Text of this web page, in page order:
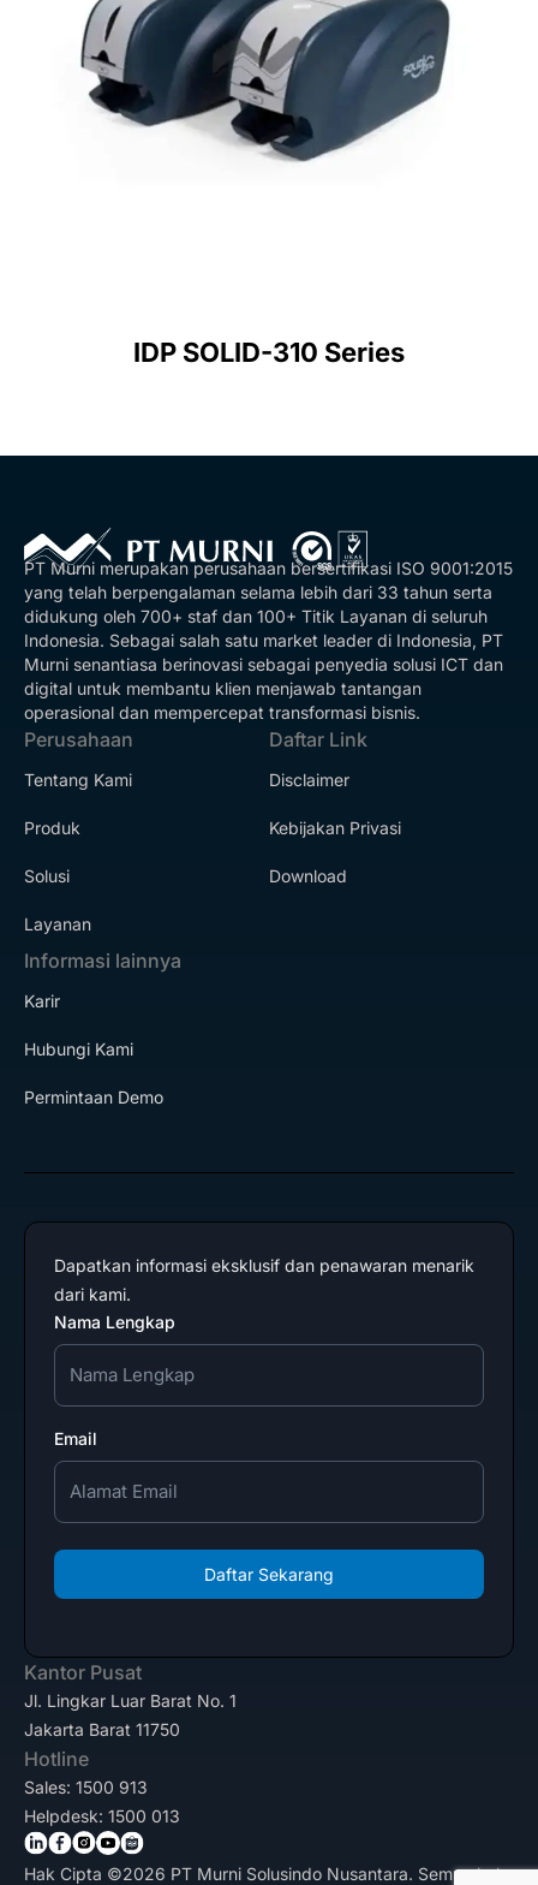
IDP SOLID-310 Series
PT Murni merupakan perusahaan bersertifikasi ISO 9001:2015
yang telah berpengalaman selama lebih dari 33 tahun serta
didukung oleh 700+ staf dan 100+ Titik Layanan di seluruh
Indonesia. Sebagai salah satu market leader di Indonesia, PT
Murni senantiasa berinovasi sebagai penyedia solusi ICT dan
digital untuk membantu klien menjawab tantangan
operasional dan mempercepat transformasi bisnis.
Perusahaan
Tentang Kami
Produk
Solusi
Layanan
Daftar Link
Disclaimer
Kebijakan Privasi
Download
Informasi lainnya
Karir
Hubungi Kami
Permintaan Demo
Dapatkan informasi eksklusif dan penawaran menarik
dari kami.
Nama Lengkap
Email
Daftar Sekarang
Kantor Pusat
Jl. Lingkar Luar Barat No. 1
Jakarta Barat 11750
Hotline
Sales: 1500 913
Helpdesk: 1500 013
Hak Cipta ©2026 PT Murni Solusindo Nusantara. Semua hak